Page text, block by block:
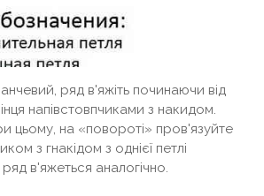
ряд в'яжіть починаючи від
напівстовпчиками з накидом.
цьому, на «повороті» пров'язуйте
з гнакідом з однієї петлі
в'яжеться аналогічно.